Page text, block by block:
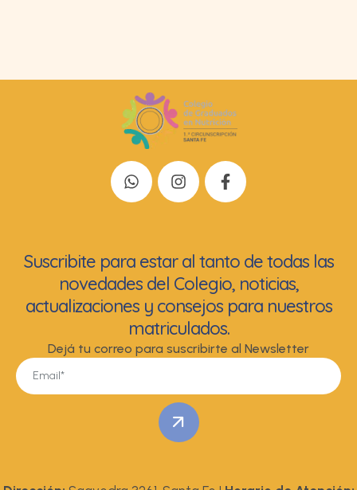
Suscribite para estar al tanto de todas las
novedades del Colegio, noticias,
actualizaciones y consejos para nuestros
matriculados.
Dejá tu correo para suscribirte al Newsletter